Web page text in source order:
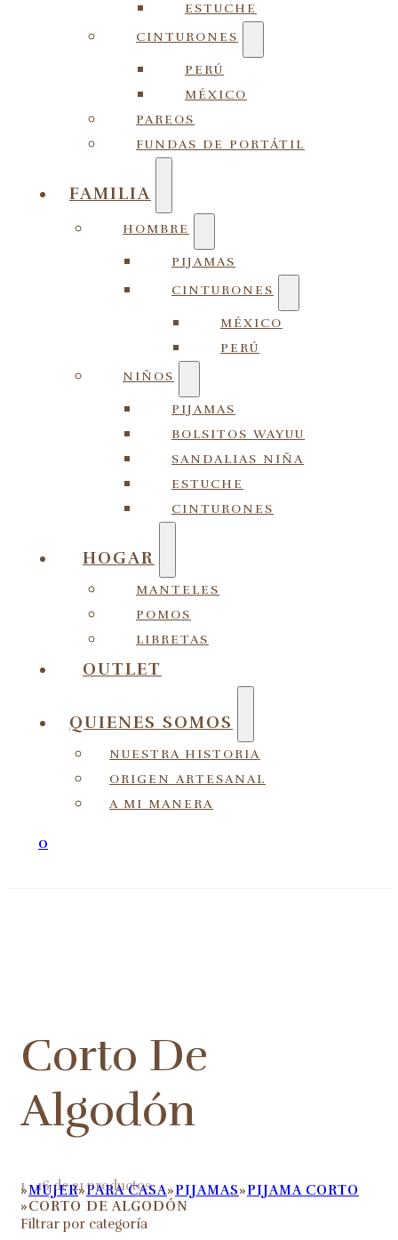
ESTUCHE
CINTURONES
PERÚ
MÉXICO
PAREOS
FUNDAS DE PORTÁTIL
FAMILIA
HOMBRE
PIJAMAS
CINTURONES
MÉXICO
PERÚ
NIÑOS
PIJAMAS
BOLSITOS WAYUU
SANDALIAS NIÑA
ESTUCHE
CINTURONES
HOGAR
MANTELES
POMOS
LIBRETAS
OUTLET
QUIENES SOMOS
NUESTRA HISTORIA
ORIGEN ARTESANAL
A MI MANERA
0
Corto De
Algodón
HOME
MUJER PARA CASA PIJAMAS
PIJAMA CORTO
CORTO DE ALGODÓN
1 - 16 de 21 productos
Filtrar por categoría